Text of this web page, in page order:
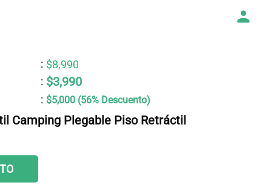
: $8,990
: $3,990
: $5,000 (56% Descuento)
Camping Plegable Piso Retráctil